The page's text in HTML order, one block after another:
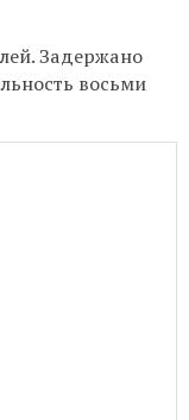
Задержано
восьми